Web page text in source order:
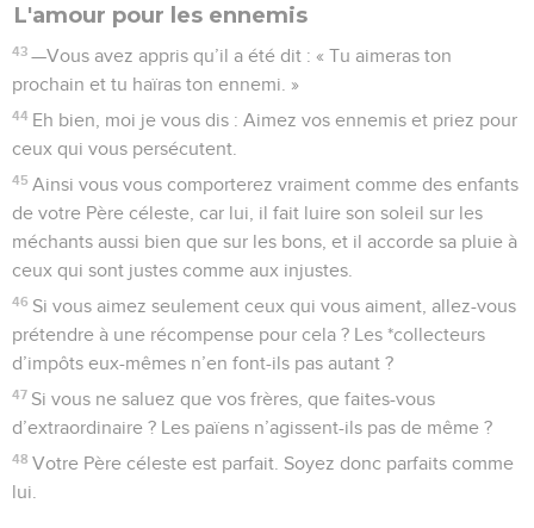
L'amour pour les ennemis
43 —Vous avez appris qu’il a été dit : « Tu aimeras ton
prochain et tu haïras ton ennemi. »
44 Eh bien, moi je vous dis : Aimez vos ennemis et priez pour
ceux qui vous persécutent.
45 Ainsi vous vous comporterez vraiment comme des enfants
de votre Père céleste, car lui, il fait luire son soleil sur les
méchants aussi bien que sur les bons, et il accorde sa pluie à
ceux qui sont justes comme aux injustes.
46 Si vous aimez seulement ceux qui vous aiment, allez-vous
prétendre à une récompense pour cela ? Les *collecteurs
d’impôts eux-mêmes n’en font-ils pas autant ?
47 Si vous ne saluez que vos frères, que faites-vous
d’extraordinaire ? Les païens n’agissent-ils pas de même ?
48 Votre Père céleste est parfait. Soyez donc parfaits comme
lui.